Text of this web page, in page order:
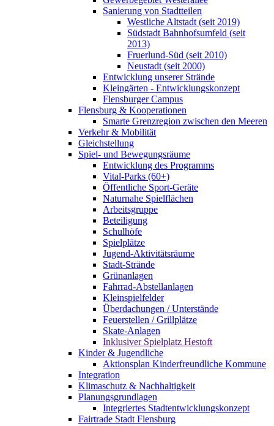
Sanierung von Stadtteilen
Westliche Altstadt (seit 2019)
Südstadt Bahnhofsumfeld (seit
2013)
Fruerlund-Süd (seit 2010)
Neustadt (seit 2000)
Entwicklung unserer Strände
Kleingärten - Entwicklungskonzept
Flensburger Campus
Flensburg & Kooperationen
Smarte Grenzregion zwischen den Meeren
Verkehr & Mobilität
Gleichstellung
Spiel- und Bewegungsräume
Entwicklung des Programms
Vital-Parks (60+)
Öffentliche Sport-Geräte
Naturnahe Spielflächen
Arbeitsgruppe
Beteiligung
Schulhöfe
Spielplätze
Jugend-Aktivitätsräume
Stadt-Strände
Grünanlagen
Fahrrad-Abstellanlagen
Kleinspielfelder
Überdachungen / Unterstände
Feuerstellen / Grillplätze
Skate-Anlagen
Inklusiver Spielplatz Hestoft
Kinder & Jugendliche
Aktionsplan Kinderfreundliche Kommune
Integration
Klimaschutz & Nachhaltigkeit
Planungsgrundlagen
Integriertes Stadtentwicklungskonzept
Fairtrade Stadt Flensburg